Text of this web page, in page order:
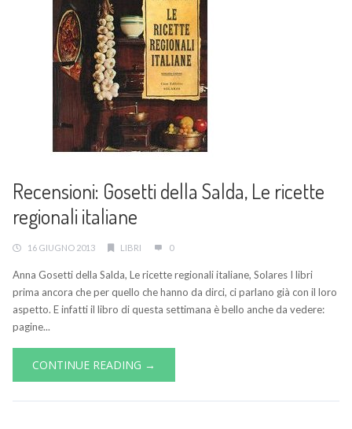
Recensioni: Gosetti della Salda, Le ricette
regionali italiane
16 GIUGNO 2013 LIBRI 0
Anna Gosetti della Salda, Le ricette regionali italiane, Solares I libri
prima ancora che per quello che hanno da dirci, ci parlano già con il loro
aspetto. E infatti il libro di questa settimana è bello anche da vedere:
pagine...
CONTINUE READING →